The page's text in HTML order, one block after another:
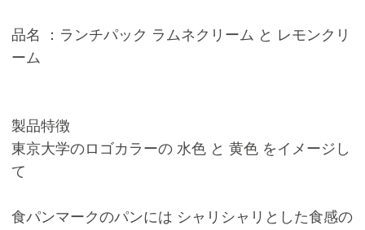
品名 ：ランチパック ラムネクリーム と レモンクリ
ーム
製品特徴
東京大学のロゴカラーの 水色 と 黄色 をイメージし
て
食パンマークのパンには シャリシャリとした食感の